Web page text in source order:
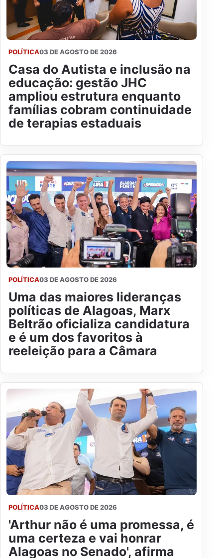
POLÍTICA03 DE AGOSTO DE 2026
Casa do Autista e inclusão na
educação: gestão JHC
ampliou estrutura enquanto
famílias cobram continuidade
de terapias estaduais
POLÍTICA03 DE AGOSTO DE 2026
Uma das maiores lideranças
políticas de Alagoas, Marx
Beltrão oficializa candidatura
e é um dos favoritos à
reeleição para a Câmara
POLÍTICA03 DE AGOSTO DE 2026
'Arthur não é uma promessa, é
uma certeza e vai honrar
Alagoas no Senado', afirma